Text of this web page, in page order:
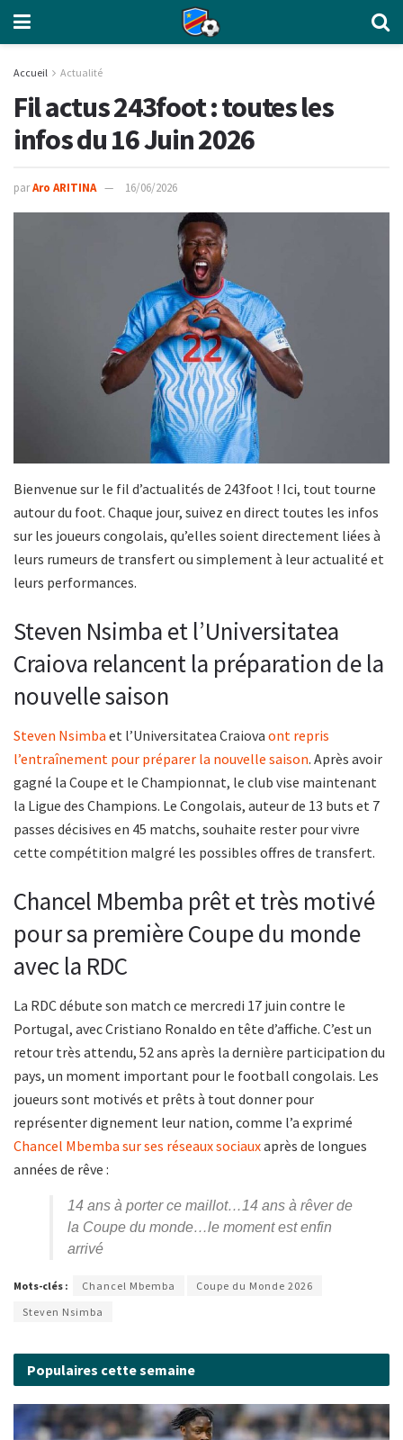
Accueil Actualité
Fil actus 243foot : toutes les
infos du 16 Juin 2026
parAro ARITINA 16/06/2026
Bienvenue sur le fil d’actualités de 243foot ! Ici, tout tourne
autour du foot. Chaque jour, suivez en direct toutes les infos
sur les joueurs congolais, qu’elles soient directement liées à
leurs rumeurs de transfert ou simplement à leur actualité et
leurs performances.
Steven Nsimba et l’Universitatea
Craiova relancent la préparation de la
nouvelle saison
Steven Nsimba et l’Universitatea Craiova ont repris
l’entraînement pour préparer la nouvelle saison. Après avoir
gagné la Coupe et le Championnat, le club vise maintenant
la Ligue des Champions. Le Congolais, auteur de 13 buts et 7
passes décisives en 45 matchs, souhaite rester pour vivre
cette compétition malgré les possibles offres de transfert.
Chancel Mbemba prêt et très motivé
pour sa première Coupe du monde
avec la RDC
La RDC débute son match ce mercredi 17 juin contre le
Portugal, avec Cristiano Ronaldo en tête d’affiche. C’est un
retour très attendu, 52 ans après la dernière participation du
pays, un moment important pour le football congolais. Les
joueurs sont motivés et prêts à tout donner pour
représenter dignement leur nation, comme l’a exprimé
Chancel Mbemba sur ses réseaux sociauxaprès de longues
années de rêve :
14 ans à porter ce maillot…14 ans à rêver de
la Coupe du monde…le moment est enfin
arrivé
Mots-clés : Chancel Mbemba
Coupe du Monde 2026
Steven Nsimba
Populaires cette semaine